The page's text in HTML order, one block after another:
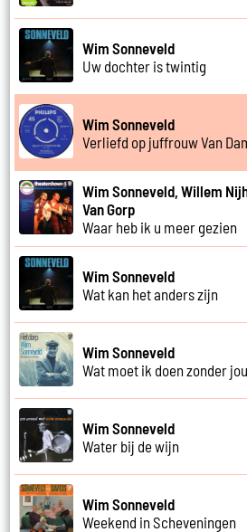
Wim Sonneveld
Uw dochter is twintig
Wim Sonneveld
Verliefd op juffrouw Van
Wim Sonneveld, Willem
Van Gorp
Waar heb ik u meer gezien
Wim Sonneveld
Wat kan het anders zijn
Wim Sonneveld
Wat moet ik doen zonder jou
Wim Sonneveld
Water bij de wijn
Wim Sonneveld
Weekend in Scheveningen